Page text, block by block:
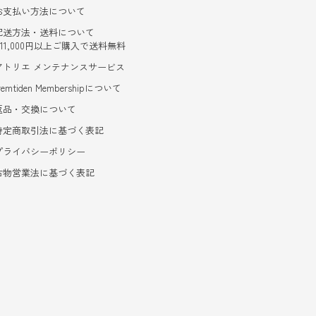
支払い方法について
送方法・送料について
円以上ご購入で送料無料
トリエ メンテナンスサービス
Membershipについて
品・交換について
定商取引法に基づく表記
ライバシーポリシー
物営業法に基づく表記